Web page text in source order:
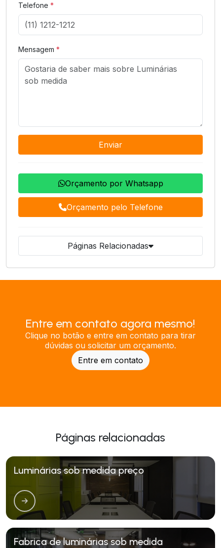
Telefone *
Mensagem *
Enviar
Orçamento por Whatsapp
Orçamento pelo Telefone
Páginas Relacionadas
Entre em contato agora mesmo!
Clique no botão e entre em contato para tirar
dúvidas ou solicitar um orçamento.
Entre em contato
Páginas relacionadas
Luminárias sob medida preço
Fabrica de luminárias sob medida